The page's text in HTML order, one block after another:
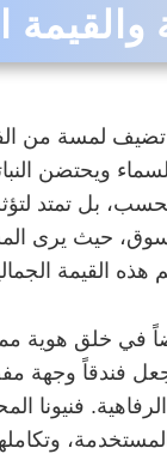
والقيمة
لمسة من
ويحتضن
بل تمتد
حيث يرى
القيمة
في خلق هوية
فندقاً وجهة
فنيونا